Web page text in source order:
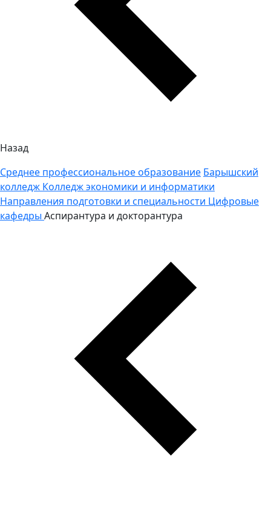
Назад
Среднее профессиональное образование Барышский
колледж Колледж экономики и информатики
Направления подготовки и специальности Цифровые
кафедры Аспирантура и докторантура